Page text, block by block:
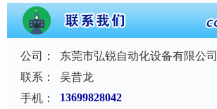
公司：
东莞市弘锐自动化设备有限公司
联系：
吴昔龙
手机：
13699828042